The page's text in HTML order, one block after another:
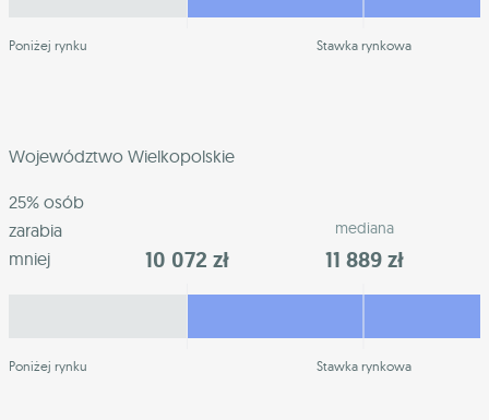
Poniżej rynku Stawka rynkowa
Województwo Wielkopolskie
25% osób
zarabia
mniej
10 072 zł
mediana
11 889 zł
Poniżej rynku Stawka rynkowa